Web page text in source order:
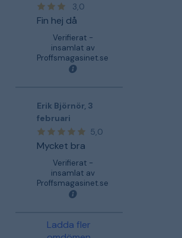
3,0
Fin hej då
Verifierat -
insamlat av
Proffsmagasinet.se
Erik Björnör 3
februari
5,0
Mycket bra
Verifierat -
insamlat av
Proffsmagasinet.se
Ladda fler